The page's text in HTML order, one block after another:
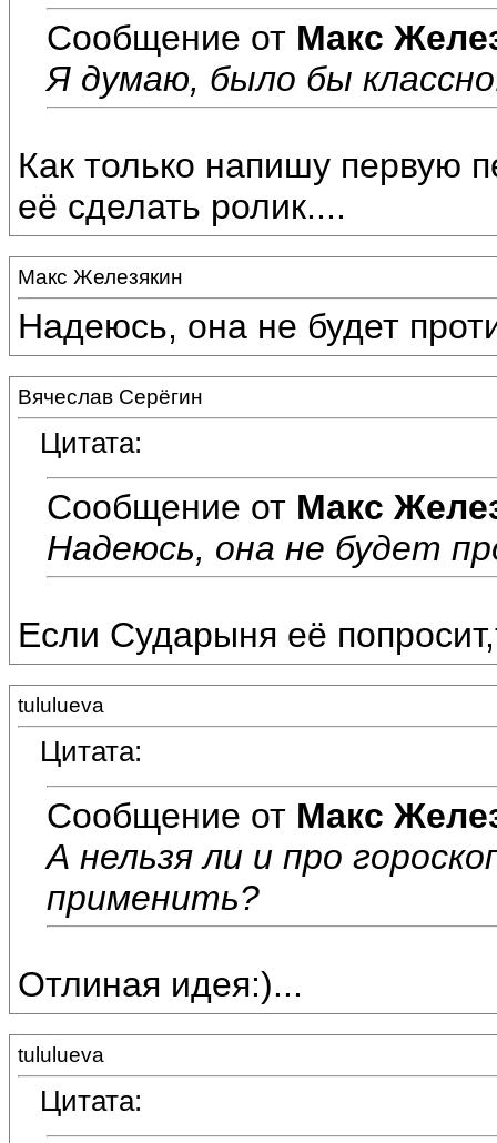
Сообщение от Макс
Я думаю, было бы
Как только напишу первую
её сделать ролик....
Макс Железякин
Надеюсь, она не будет
Вячеслав Серёгин
Цитата:
Сообщение от Макс
Надеюсь, она не будет
Если Сударыня её
tululueva
Цитата:
Сообщение от Макс
А нельзя ли и про
применить?
Отлиная идея:)...
tululueva
Цитата: